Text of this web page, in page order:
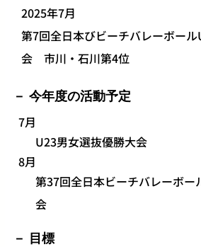
2025年7月
第7回全日本びビーチバレーボー
会 市川・石川第4位
今年度の活動予定
7月
U23男女選抜優勝大会
8月
第37回全日本ビーチバレーボー
会
目標